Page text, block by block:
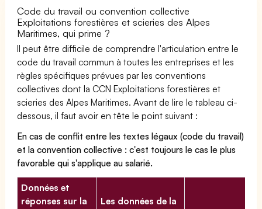
Code du travail ou convention collective
Exploitations forestières et scieries des Alpes
Maritimes, qui prime ?
Il peut être difficile de comprendre l'articulation entre le
code du travail commun à toutes les entreprises et les
règles spécifiques prévues par les conventions
collectives dont la CCN Exploitations forestières et
scieries des Alpes Maritimes. Avant de lire le tableau ci-
dessous, il faut avoir en tête le point suivant :
En cas de conflit entre les textes légaux (code du travail)
et la convention collective : c'est toujours le cas le plus
favorable qui s'applique au salarié.
Données et
réponses sur la
Les données de la